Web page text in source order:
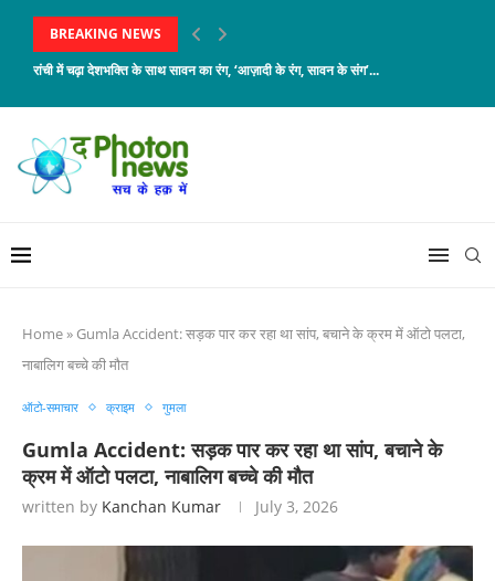
BREAKING NEWS
रांची में चढ़ा देशभक्ति के साथ सावन का रंग, ‘आज़ादी के रंग, सावन के संग’...
Home» Gumla Accident: सड़क पार कर रहा था सांप, बचाने के क्रम में ऑटो पलटा,
नाबालिग बच्चे की मौत
ऑटो-समाचार क्राइम गुमला
Gumla Accident: सड़क पार कर रहा था सांप, बचाने के
क्रम में ऑटो पलटा, नाबालिग बच्चे की मौत
written by Kanchan Kumar July 3, 2026